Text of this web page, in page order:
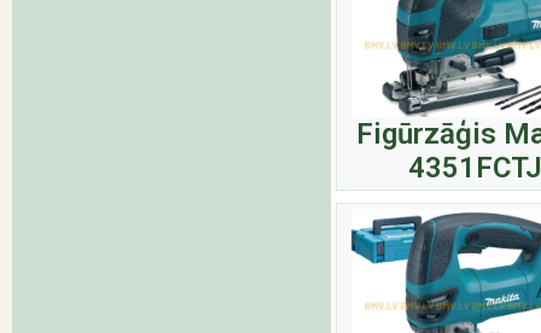
Figūrzāģis
4351FCTJ